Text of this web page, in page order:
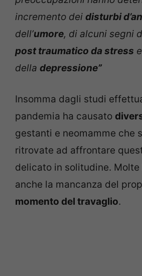
incremento dei disturbi
dell’umore, di alcuni segni
post traumatico da stress e
della depressione”
Insomma dagli studi
pandemia ha causato
gestanti e neomamme che
ritrovate ad affrontare
delicato in solitudine.
anche la mancanza del
momento del travaglio.